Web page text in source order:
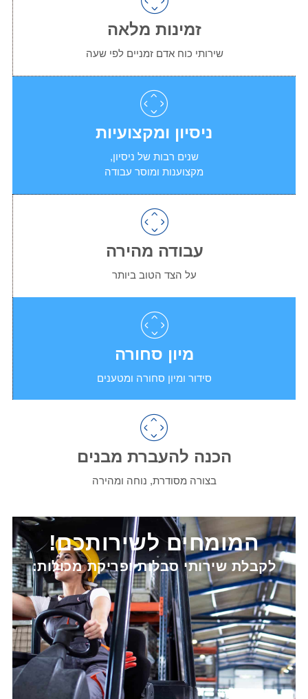
זמינות מלאה
שירותי כוח אדם זמניים לפי שעה
ניסיון ומקצועיות
שנים רבות של ניסיון,
מקצוענות ומוסר עבודה
עבודה מהירה
על הצד הטוב ביותר
מיון סחורה
סידור ומיון סחורה ומטענים
הכנה להעברת מבנים
בצורה מסודרת, נוחה ומהירה
המומחים לשירותכם!
לקבלת שירותי סבלות ופריקת מכולות: